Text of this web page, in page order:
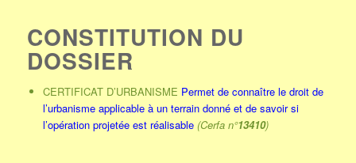
CONSTITUTION DU
DOSSIER
CERTIFICAT D’URBANISME Permet de connaître le droit de
l’urbanisme applicable à un terrain donné et de savoir si
l’opération projetée est réalisable (Cerfa n°13410)